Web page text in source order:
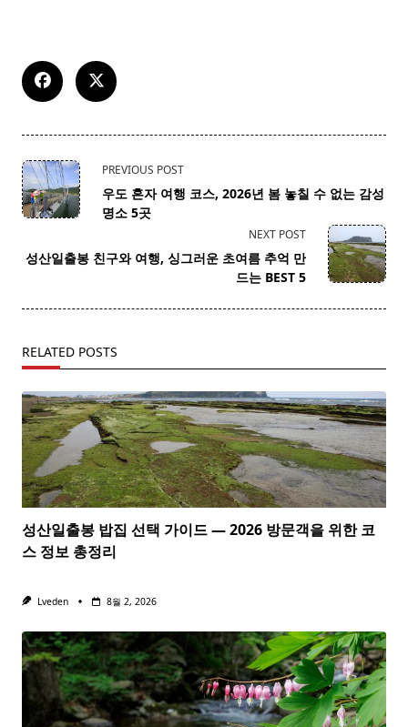
<span
class="nav-
subtitle
reader-
PREVIOUS POST
우도 혼자 여행 코스, 2026년 봄 놓칠 수 없는 감성
명소 5곳
NEXT POST
성산일출봉 친구와 여행, 싱그러운 초여름 추억 만
드는 BEST 5
RELATED POSTS
성산일출봉 밥집 선택 가이드 — 2026 방문객을 위한 코
스 정보 총정리
Lveden 8월 2, 2026